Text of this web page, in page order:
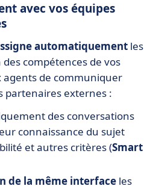
avec vos équipes
automatiquement les
compétences de vos
de communiquer
partenaires externes :
des conversations
connaissance du sujet
et autres critères (Smart
de la même interface les